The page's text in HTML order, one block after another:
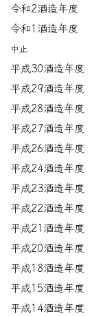
令和2酒造年
令和1酒造年度
中止
平成30酒造年
平成29酒造年
平成28酒造年
平成27酒造年
平成26酒造年
平成24酒造年
平成23酒造年
平成22酒造年
平成21酒造年
平成20酒造年
平成18酒造年
平成15酒造年
平成14酒造年